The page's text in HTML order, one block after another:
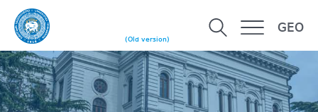
(Old version)
GEO